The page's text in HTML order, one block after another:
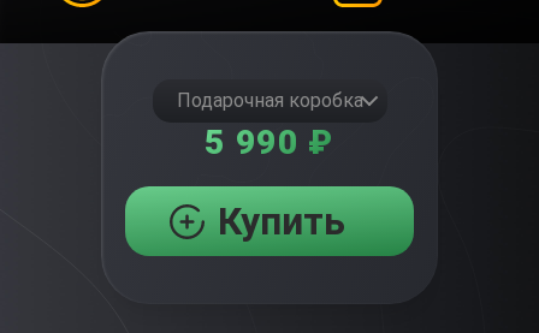
Подарочная коробка
5 990 ₽
Купить